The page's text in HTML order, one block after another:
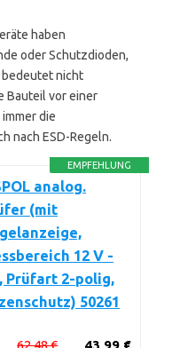
haben
oder Schutzdioden,
bedeutet nicht
Bauteil vor einer
die
nach ESD-Regeln.
EMPFEHLUNG
analog.
(mit
12 V -
Prüfart 2-polig,
50261
43,99 €
62,48 €